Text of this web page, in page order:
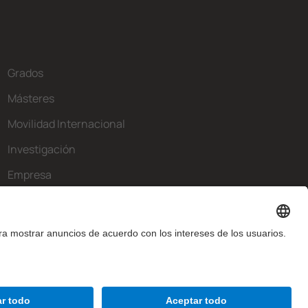
Grados
Másteres
Movilidad Internacional
Investigación
Empresa
Configuración de privadesa